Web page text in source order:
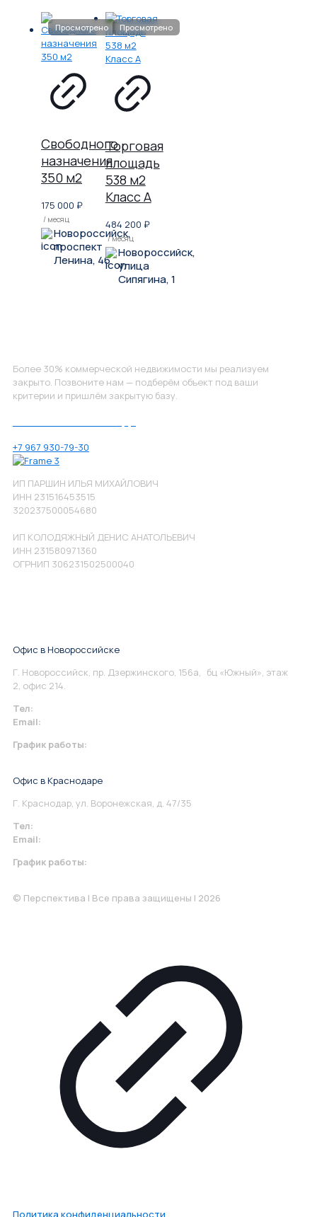
Свободного
назначения
350 м2
175 000 ₽
/ месяц
Новороссийск,
проспект
Ленина, 46
Торговая
площадь
538 м2
Класс A
484 200 ₽
/ месяц
Новороссийск,
улица
Сипягина, 1
Более 30% коммерческой недвижимости мы реализуем
закрыто. Позвоните нам — подберём объект под ваши
критерии и пришлём закрытую базу.
+7 967 930-79-30
ИП ПАРШИН ИЛЬЯ МИХАЙЛОВИЧ
ИНН 231516453515
320237500054680
ИП КОЛОДЯЖНЫЙ ДЕНИС АНАТОЛЬЕВИЧ
ИНН 231580971360
ОГРНИП 306231502500040
Офис в Новороссийске
Г. Новороссийск, пр. Дзержинского, 156а, бц «Южный», этаж
2, офис 214.
Тел:
Email:
График работы:
Офис в Краснодаре
Г. Краснодар, ул. Воронежская, д. 47/35
Тел:
Email:
График работы:
© Перспектива | Все права защищены | 2026
Политика конфиденциальности